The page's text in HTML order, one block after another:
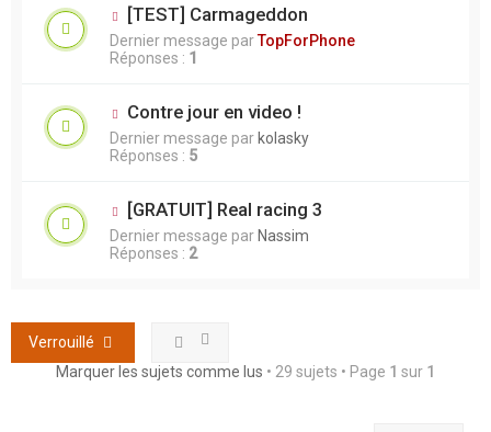
[TEST] Carmageddon
Dernier message parTopForPhone
Réponses : 1
Contre jour en video !
Dernier message par kolasky
Réponses : 5
[GRATUIT] Real racing 3
Dernier message par Nassim
Réponses : 2
Verrouillé
Marquer les sujets comme lus • 29 sujets • Page 1 sur 1